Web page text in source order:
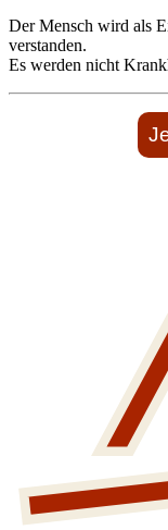
Der Mensch wird als
verstanden.
Es werden nicht